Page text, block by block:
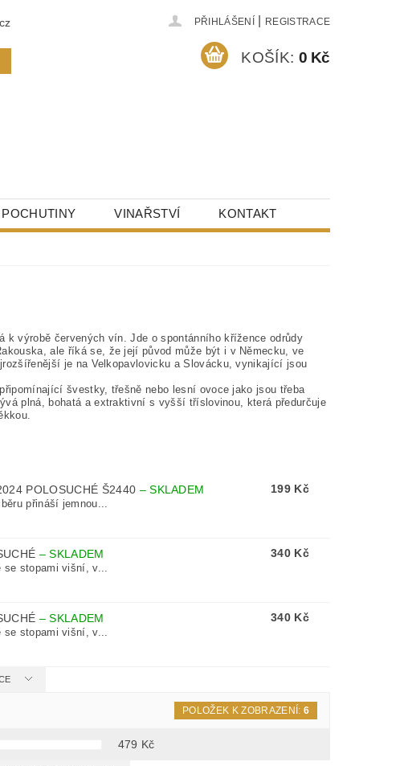
PŘIHLÁŠENÍ REGISTRACE
KOŠÍK: 0 Kč
POCHUTINY VINAŘSTVÍ KONTAKT
k výrobě červených vín. Jde o spontánního křížence odrůdy
ale říká se, že její původ může být i v Německu, ve
je na Velkopavlovicku a Slovácku, vynikající jsou
švestky, třešně nebo lesní ovoce jako jsou třeba
plná, bohatá a extraktivní s vyšší tříslovinou, která předurčuje
POLOSUCHÉ Š2440 –SKLADEM
přináší jemnou...
199 Kč
–SKLADEM
stopami višní, v...
340 Kč
–SKLADEM
stopami višní, v...
340 Kč
479 Kč
POLOŽEK K ZOBRAZENÍ: 6